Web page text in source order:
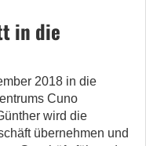
in die
2018 in die
Cuno
wird die
übernehmen und